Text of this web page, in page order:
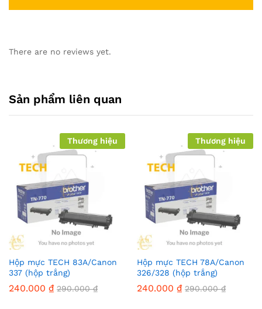
There are no reviews yet.
Sản phẩm liên quan
Thương hiệu
Hộp mực TECH 83A/Canon
337 (hộp trắng)
240.000 ₫ 290.000₫
Thương hiệu
Hộp mực TECH 78A/Canon
326/328 (hộp trắng)
240.000 ₫ 290.000₫